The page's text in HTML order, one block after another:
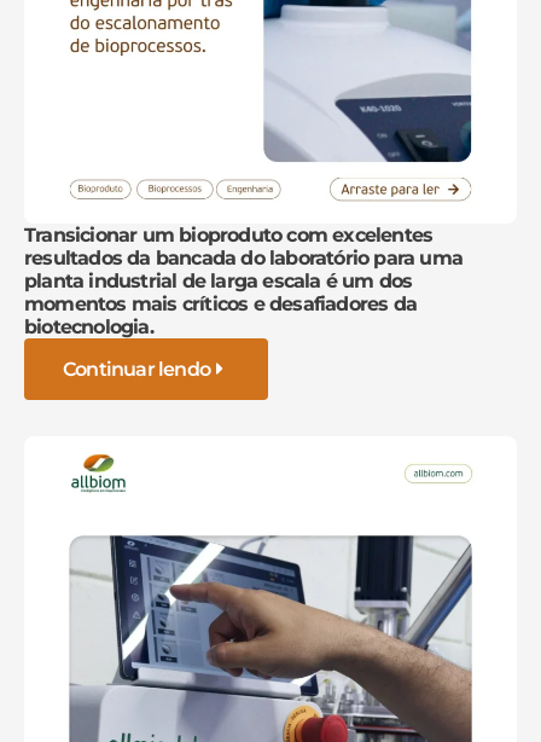
Transicionar um bioproduto com excelentes
resultados da bancada do laboratório para uma
planta industrial de larga escala é um dos
momentos mais críticos e desafiadores da
biotecnologia.
Continuar lendo